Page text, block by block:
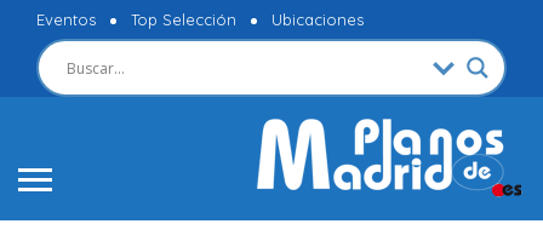
Eventos Top Selección Ubicaciones